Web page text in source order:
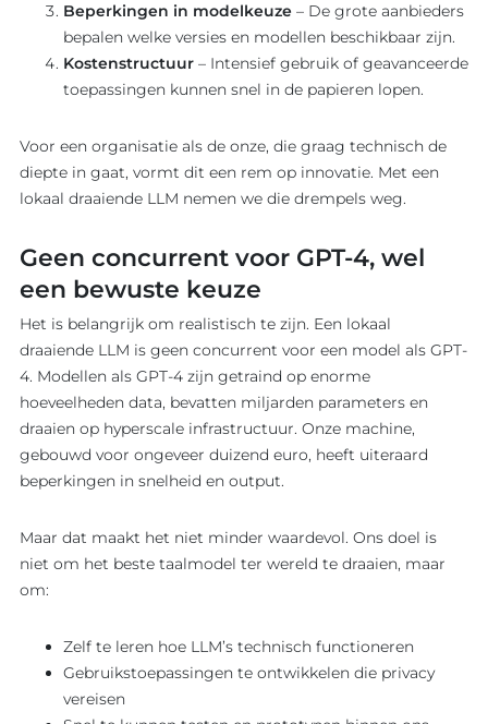
Beperkingen in modelkeuze – De grote aanbieders
bepalen welke versies en modellen beschikbaar zijn.
Kostenstructuur – Intensief gebruik of geavanceerde
toepassingen kunnen snel in de papieren lopen.
Voor een organisatie als de onze, die graag technisch de
diepte in gaat, vormt dit een rem op innovatie. Met een
lokaal draaiende LLM nemen we die drempels weg.
Geen concurrent voor GPT-4, wel
een bewuste keuze
Het is belangrijk om realistisch te zijn. Een lokaal
draaiende LLM is geen concurrent voor een model als GPT-
4. Modellen als GPT-4 zijn getraind op enorme
hoeveelheden data, bevatten miljarden parameters en
draaien op hyperscale infrastructuur. Onze machine,
gebouwd voor ongeveer duizend euro, heeft uiteraard
beperkingen in snelheid en output.
Maar dat maakt het niet minder waardevol. Ons doel is
niet om het beste taalmodel ter wereld te draaien, maar
om:
Zelf te leren hoe LLM’s technisch functioneren
Gebruikstoepassingen te ontwikkelen die privacy
vereisen